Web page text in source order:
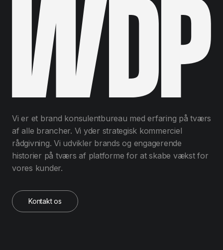
Vi er et brand konsulentbureau med erfaring på tværs
af alle brancher. Vi yder strategisk kommerciel
rådgivning. Vi udvikler brands og engagerende
historier på tværs af platforme for at skabe vækst for
vores kunder.
Kontakt os